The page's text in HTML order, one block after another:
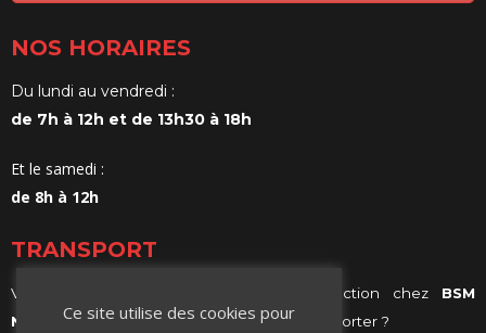
NOS HORAIRES
Du lundi au vendredi :
de 7h à 12h et de 13h30 à 18h
Et le samedi :
de 8h à 12h
TRANSPORT
Vous achetez vos matériaux de construction chez BSM
Negoceet vous ne savez comment les transporter ?
Ce site utilise des cookies pour